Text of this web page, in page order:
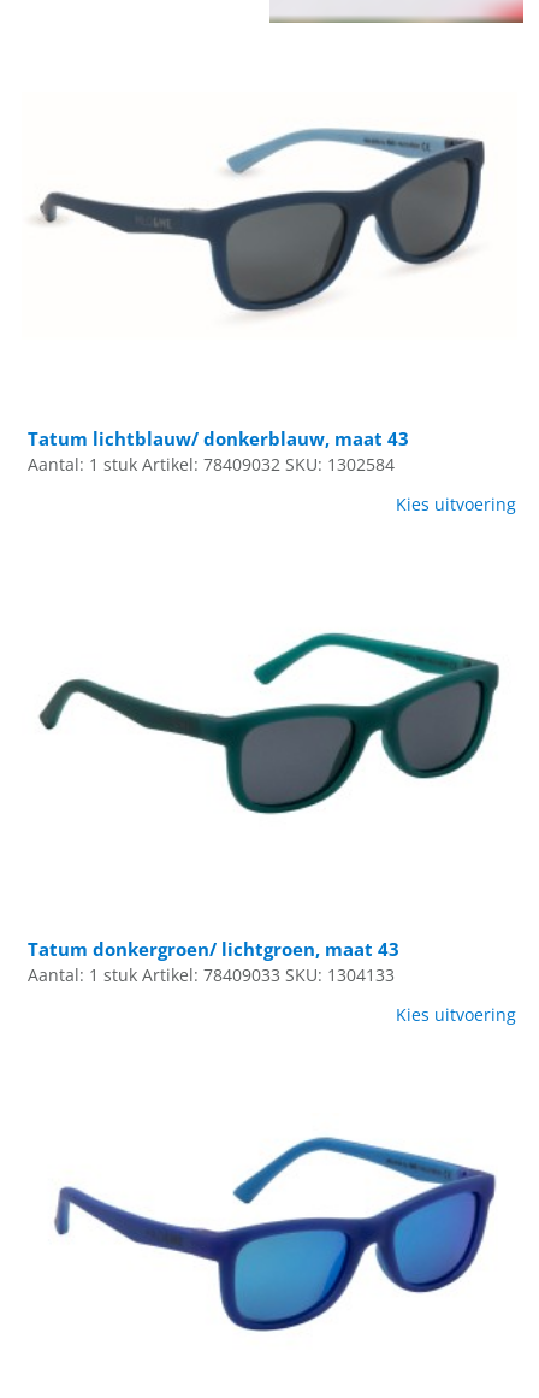
Tatum lichtblauw/ donkerblauw, maat 43
Aantal: 1 stuk Artikel: 78409032 SKU: 1302584
Kies uitvoering
Tatum donkergroen/ lichtgroen, maat 43
Aantal: 1 stuk Artikel: 78409033 SKU: 1304133
Kies uitvoering